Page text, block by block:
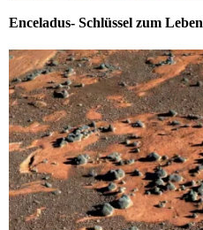
Enceladus- Schlüssel zum Leben